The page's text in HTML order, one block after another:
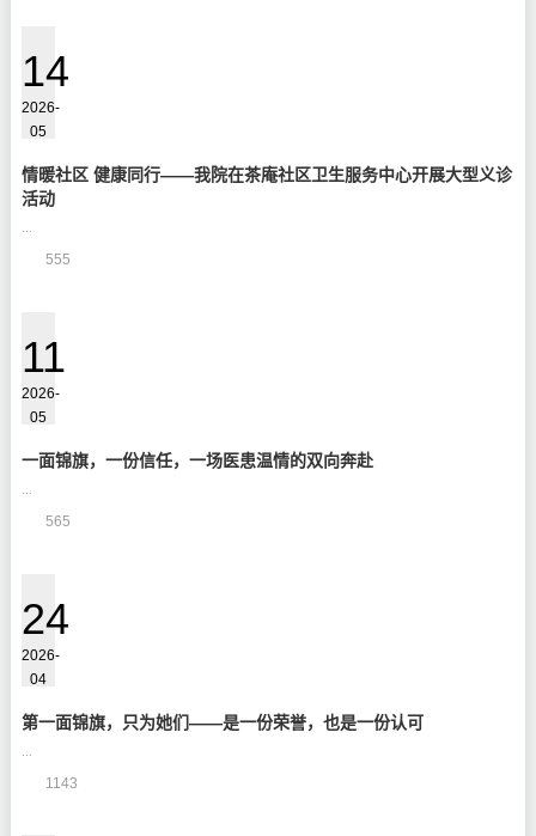
14
2026-
05
情暖社区 健康同行——我院在茶庵社区卫生服务中心开展大型义诊
活动
...
555
11
2026-
05
一面锦旗，一份信任，一场医患温情的双向奔赴
565
24
2026-
04
第一面锦旗，只为她们——是一份荣誉，也是一份认可
1143